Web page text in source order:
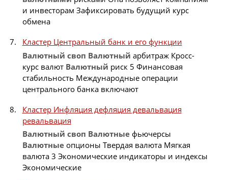
и инвесторам Зафиксировать будущий курс
обмена
Кластер Центральный банк и его функции
Валютный своп Валютный арбитраж Кросс-
курс валют Валютный риск 5 Финансовая
стабильность Международные операции
центрального банка включают
Кластер Инфляция дефляция девальвация
ревальвация
Валютный своп Валютныефьючерсы
Валютныеопционы Твердая валюта Мягкая
валюта 3 Экономические индикаторы и индексы
Экономические